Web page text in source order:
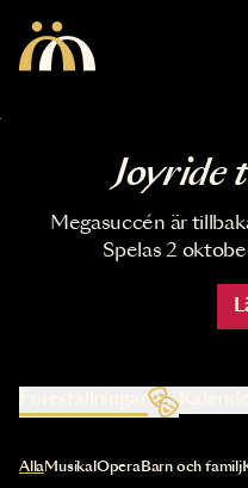
Joyride
Megasuccén är
Spelas 2
Kalender
Val av kategori uppdaterar
AllaMusikal OperaBarn och familj